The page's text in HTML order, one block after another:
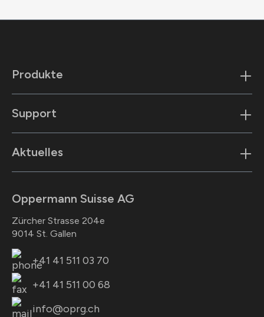
Oppermann Suisse AG
Zürcher Strasse 204e
9014 St. Gallen
+41 41 511 03 70
+41 41 511 00 68
info@oprg.ch
Produkte
Support
Aktuelles